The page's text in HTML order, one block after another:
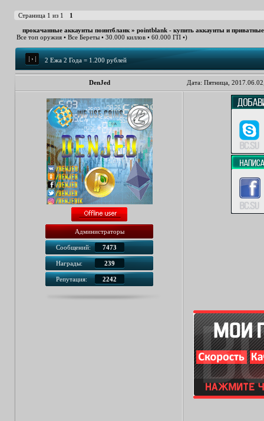
Страница 1 из 1 1
прокачанные аккаунты поинтбланк » pointblank - купить аккаунты и
Все топ оружия • Все Береты • 30.000 киллов • 60.000 ГП •)
2 Ежа 2 Года = 1.200 рублей
DenJed Дата: Пятница,
Администраторы
Сообщений: 7473
Награды: 239
Репутация: 2242